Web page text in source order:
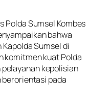
Polda Sumsel Kombes
bahwa
Sumsel di
komitmen kuat Polda
kepolisian
berorientasi pada